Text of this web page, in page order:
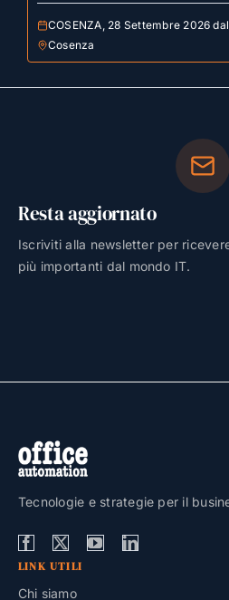
COSENZA, 28 Settembre 2026
Cosenza
Resta aggiornato
Iscriviti alla newsletter per
più importanti dal mondo IT.
Tecnologie e strategie per il
LINK UTILI
Chi siamo